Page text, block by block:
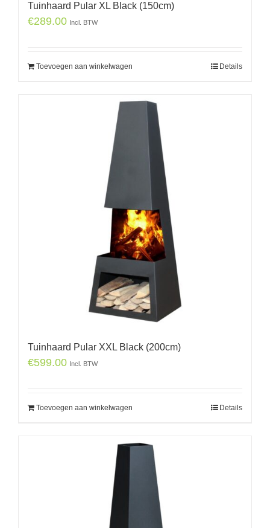
Tuinhaard Pular XL Black (150cm)
€289.00 Incl. BTW
Toevoegen aan winkelwagen Details
Tuinhaard Pular XXL Black (200cm)
€599.00 Incl. BTW
Toevoegen aan winkelwagen Details